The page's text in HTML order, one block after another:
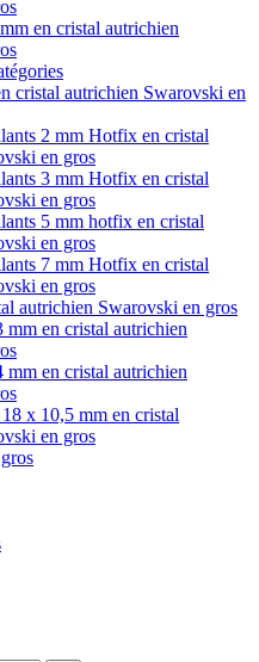
en cristal autrichien
cristal autrichien Swarovski en
2 mm Hotfix en cristal
en gros
3 mm Hotfix en cristal
en gros
5 mm hotfix en cristal
en gros
7 mm Hotfix en cristal
en gros
autrichien Swarovski en gros
mm en cristal autrichien
mm en cristal autrichien
x 10,5 mm en cristal
en gros